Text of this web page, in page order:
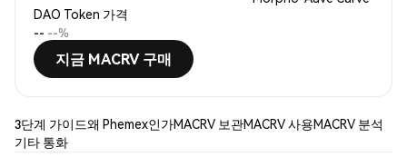
DAO Token 가격
-- --%
지금 MACRV 구매
3단계 가이드왜 Phemex인가MACRV 보관MACRV 사용MACRV 분석
기타 통화